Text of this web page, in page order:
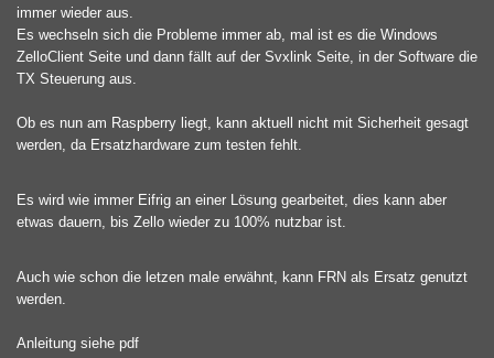
immer wieder aus.
Es wechseln sich die Probleme immer ab, mal ist es die Windows
ZelloClient Seite und dann fällt auf der Svxlink Seite, in der Software die
TX Steuerung aus.
Ob es nun am Raspberry liegt, kann aktuell nicht mit Sicherheit gesagt
werden, da Ersatzhardware zum testen fehlt.
Es wird wie immer Eifrig an einer Lösung gearbeitet, dies kann aber
etwas dauern, bis Zello wieder zu 100% nutzbar ist.
Auch wie schon die letzen male erwähnt, kann FRN als Ersatz genutzt
werden.
Anleitung siehe pdf